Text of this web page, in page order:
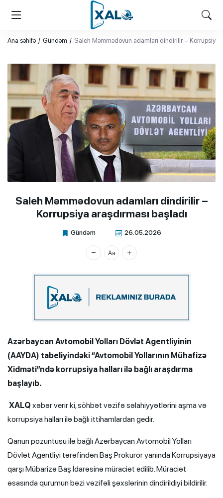
XALQ.ONLINE
ONLAYN PLATFORMA
Ana səhifə Gündəm Saleh Məmmədovun adamları dindirilir – Korrupsiya
Saleh Məmmədovun adamları dindirilir –
Korrupsiya araşdırması başladı
Gündəm 26.05.2026
Xalq.Online
Azərbaycan Avtomobil Yolları Dövlət Agentliyinin
(AAYDA) tabeliyindəki “Avtomobil Yollarının Mühafizə
Xidməti”ndə korrupsiya halları ilə bağlı araşdırma
başlayıb.
XALQ xəbər verir ki, söhbət vəzifə səlahiyyətlərini aşma və
korrupsiya halları ilə bağlı ittihamlardan gedir.
Qanun pozuntusu ilə bağlı Azərbaycan Avtomobil Yolları
Dövlət Agentliyi tərəfindən Baş Prokuror yanında Korrupsiyaya
qarşı Mübarizə Baş İdarəsinə müraciət edilib. Müraciət
əsasında qurumun bəzi vəzifəli şəxslərinin dindirildiyi bildirilir.